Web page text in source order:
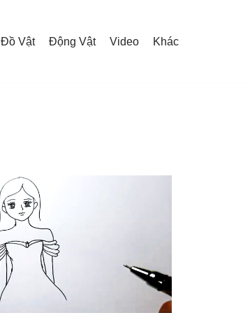
Đồ Vật Động Vật Video Khác